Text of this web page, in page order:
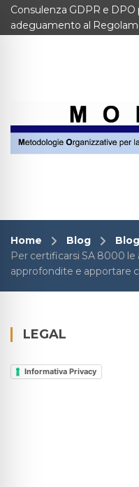
MODINETWORK
Chi Siamo
Corsi
Blog e info
Consulenza GDPR e DPO
adeguamento al
Home Blog
Per certificarsi SA 8000
approfondite e apportare
LEGAL
Informativa Privacy